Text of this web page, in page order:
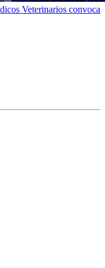
Veterinarios convoca